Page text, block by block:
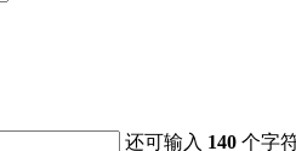
还可输入 140 个字